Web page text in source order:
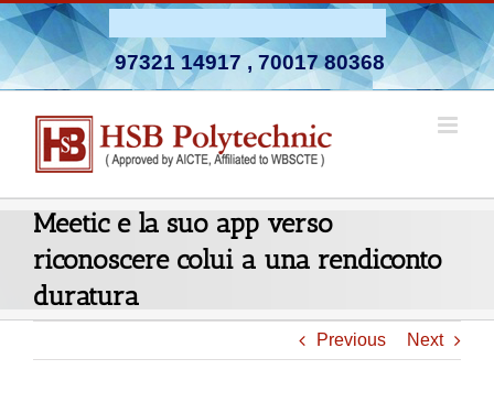
Skip
to
content
97321 14917, 70017 80368
Meetic e la suo app verso
riconoscere colui a una rendiconto
duratura
Previous Next